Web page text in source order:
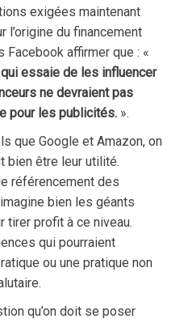
exigées maintenant
l’origine du financement
affirmer que : «
essaie de les influencer
ne devraient pas
pour les publicités. ».
que Google et Amazon, on
bien être leur utilité.
référencement des
bien les géants
tirer profit à ce niveau.
qui pourraient
ou une pratique non
qu’on doit se poser